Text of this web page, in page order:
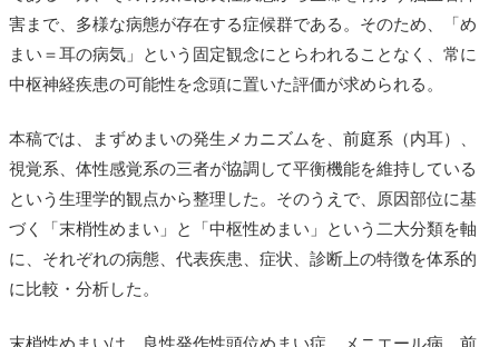
害まで、多様な病態が存在する症候群である。そのため、「め
まい＝耳の病気」という固定観念にとらわれることなく、常に
中枢神経疾患の可能性を念頭に置いた評価が求められる。
本稿では、まずめまいの発生メカニズムを、前庭系（内耳）、
視覚系、体性感覚系の三者が協調して平衡機能を維持している
という生理学的観点から整理した。そのうえで、原因部位に基
づく「末梢性めまい」と「中枢性めまい」という二大分類を軸
に、それぞれの病態、代表疾患、症状、診断上の特徴を体系的
に比較・分析した。
末梢性めまいは、良性発作性頭位めまい症、メニエール病、前